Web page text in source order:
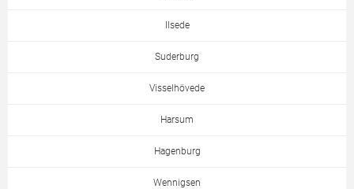
Ilsede
Suderburg
Visselhövede
Harsum
Hagenburg
Wennigsen